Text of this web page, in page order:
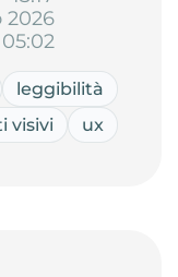
2026
leggibilità
visivi
ux